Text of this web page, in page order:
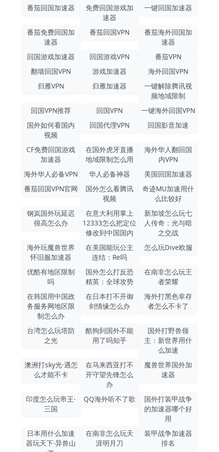
番茄回国加速器
免费回国游戏加
速器
一键回国加速器
番茄免费回国加
速器
番茄回国VPN
番茄海外回国加
速器
回国游戏加速器
回国游戏VPN
番茄VPN
翻墙回国VPN
游戏加速器
海外回国VPN
归雁VPN
归雁加速器
一键解除腾讯视
频地域限制
回国VPN推荐
回国VPN
一键海外回国VPN
国外如何看国内
视频
回国代理VPN 回国影音加速
CF免费回国游戏
加速器
在国外虎牙直播
地域限制怎么用
海外华人翻回国
内VPN
海外华人必备VPN
华人必备神器
美国回国加速器
番茄回国VPN官网
国外怎么看腾讯
视频
奇迹MU加速用什
么比较好
钢岚国外玩延迟
很高怎么办
在意大利用掌上
12333怎么把定位
修改到中国国内
新加坡怎么玩七
人传奇：光与暗
之交战
海外玩魔兽世界
怀旧服加速器
在美国能玩公主
连结：Re吗
怎么玩Dive欧服
优酷有地区限制
吗
国外怎么打反恐
精英：全球攻势
在南非怎么玩王
者荣耀
在韩国用中国政
务服务网地区限
制怎么办
在日本打不开御
剑情缘怎么办
海外打黑色幸存
者怎么不卡了
台湾怎么玩塔防
之光
酷狗到国外不能
用了吗知乎
国外打野兽领
主：新世界用什
么加速
澳洲打sky光·遇怎
么才能不卡
在马来西亚打不
开守望先锋怎么
办
魔兽世界国外加
速器
印度怎么玩帝王·
三国
QQ海外听不了歌
国外打装甲战争
的加速器哪个好
用
日本用什么加速
器玩天下-异兽山
在南非怎么玩天
涯明月刀
装甲战争加速器
排名